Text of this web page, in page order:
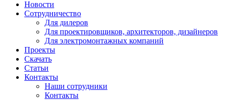
Новости
Сотрудничество
Для дилеров
Для проектировщиков, архитекторов, дизайнеров
Для электромонтажных компаний
Проекты
Скачать
Статьи
Контакты
Наши сотрудники
Контакты